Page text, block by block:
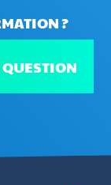
?
QUESTION